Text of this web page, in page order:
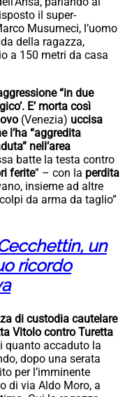
il super-
Musumeci, l’uomo
della ragazza,
a 150 metri da casa
“in due
E’ morta così
(Venezia) uccisa
l’ha “aggredita
nell’area
batte la testa contro
ferite” – con la perdita
insieme ad altre
da arma da taglio”
un
ricordo
di custodia cautelare
Vitolo contro Turetta
quanto accaduto la
dopo una serata
per l’imminente
di via Aldo Moro, a